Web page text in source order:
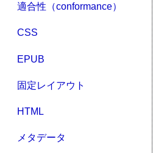
適合性（conformance）
CSS
EPUB
固定レイアウト
HTML
メタデータ